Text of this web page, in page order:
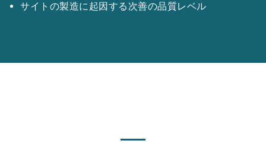
サイトの製造に起因する次善の品質レベル